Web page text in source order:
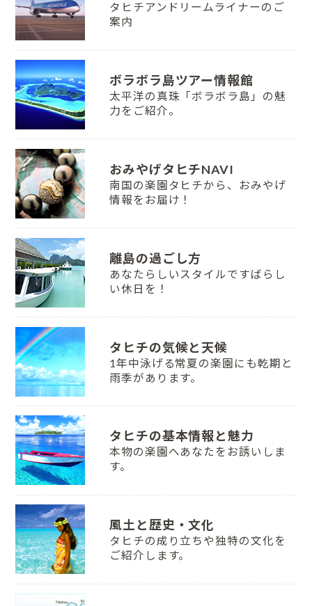
タヒチアンドリームライナーのご
案内
ボラボラ島ツアー情報館
太平洋の真珠「ボラボラ島」の魅
力をご紹介。
おみやげタヒチNAVI
南国の楽園タヒチから、おみやげ
情報をお届け！
離島の過ごし方
あなたらしいスタイルですばらし
い休日を！
タヒチの気候と天候
1年中泳げる常夏の楽園にも乾期と
雨季があります。
タヒチの基本情報と魅力
本物の楽園へあなたをお誘いしま
す。
風土と歴史・文化
タヒチの成り立ちや独特の文化を
ご紹介します。